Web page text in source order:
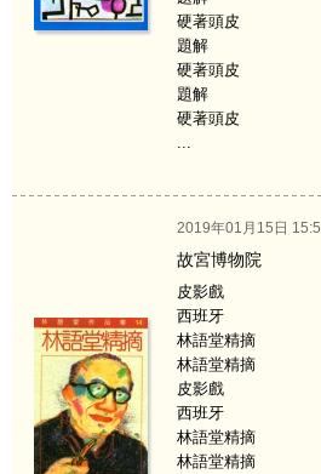
硬著頭皮
題解
硬著頭皮
題解
硬著頭皮
...
2019年01月15日
故宮博物院
皮影戲
西班牙
林語堂精摘
林語堂精摘
皮影戲
西班牙
林語堂精摘
林語堂精摘